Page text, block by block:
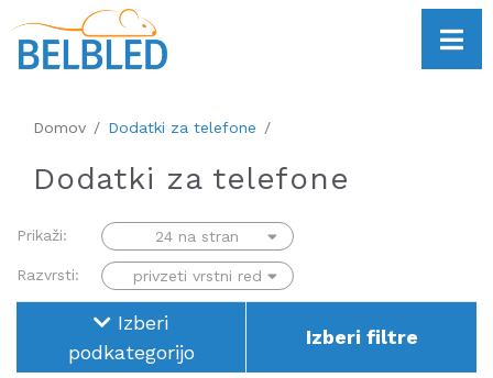
Domov Dodatki za telefone
Dodatki za telefone
Prikaži:
Razvrsti:
Izberi
podkategorijo
Izberi filtre